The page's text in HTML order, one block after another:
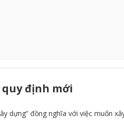
quy định mới
dựng” đồng nghĩa với việc muốn